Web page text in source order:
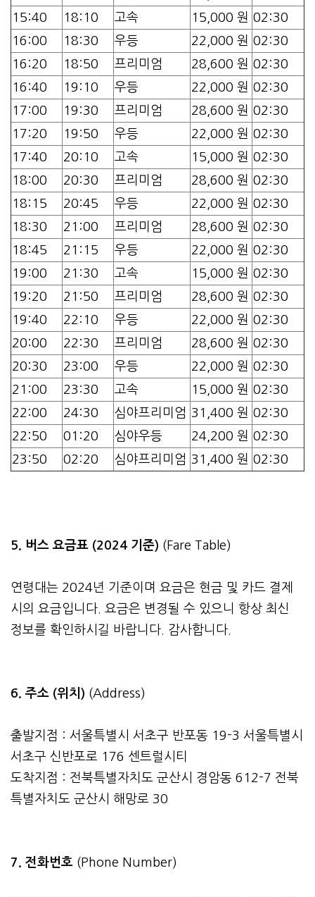
15:40
18:10 고속 15,000 원 02:30
16:00
18:30 우등 22,000 원 02:30
16:20
18:50 프리미엄 28,600 원 02:30
16:40
19:10 우등 22,000 원 02:30
17:00
19:30 프리미엄 28,600 원 02:30
17:20
19:50 우등 22,000 원 02:30
17:40
20:10 고속 15,000 원 02:30
18:00
20:30 프리미엄 28,600 원 02:30
18:15
20:45 우등 22,000 원 02:30
18:30
21:00 프리미엄 28,600 원 02:30
18:45
21:15 우등 22,000 원 02:30
19:00
21:30 고속 15,000 원 02:30
19:20
21:50 프리미엄 28,600 원 02:30
19:40
22:10 우등 22,000 원 02:30
20:00
22:30 프리미엄 28,600 원 02:30
20:30
23:00 우등 22,000 원 02:30
21:00
23:30 고속 15,000 원 02:30
22:00
24:30 심야프리미엄 31,400 원 02:30
22:50
01:20 심야우등 24,200 원 02:30
23:50
02:20 심야프리미엄 31,400 원 02:30
5. 버스 요금표 (2024 기준) (Fare Table)
연령대는 2024년 기준이며 요금은 현금 및 카드 결제
시의 요금입니다. 요금은 변경될 수 있으니 항상 최신
정보를 확인하시길 바랍니다. 감사합니다.
6. 주소 (위치) (Address)
출발지점 : 서울특별시 서초구 반포동 19-3 서울특별시
서초구 신반포로 176 센트럴시티
도착지점 : 전북특별자치도 군산시 경암동 612-7 전북
특별자치도 군산시 해망로 30
7. 전화번호 (Phone Number)